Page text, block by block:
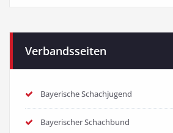
Verbandsseiten
Bayerische Schachjugend
Bayerischer Schachbund